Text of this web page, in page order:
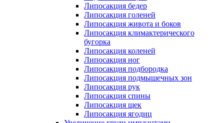
Липосакция бедер
Липосакция голеней
Липосакция живота и боков
Липосакция климактерического
бугорка
Липосакция коленей
Липосакция ног
Липосакция подбородка
Липосакция подмышечных зон
Липосакция рук
Липосакция спины
Липосакция щек
Липосакция ягодиц